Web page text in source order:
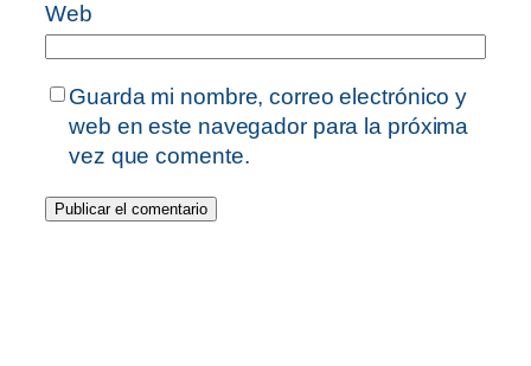
Web
Guarda mi nombre, correo electrónico y
web en este navegador para la próxima
vez que comente.